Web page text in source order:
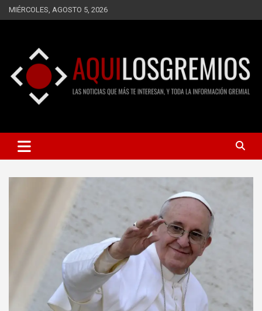
Saltar
al
MIÉRCOLES, AGOSTO 5, 2026
AQUÍ LOS GREMIOS
INFORMACIÓN GREMIAL